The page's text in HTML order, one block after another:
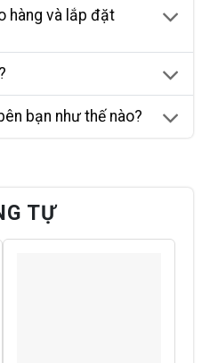
hàng và lắp đặt
bạn như thế nào?
TỰ